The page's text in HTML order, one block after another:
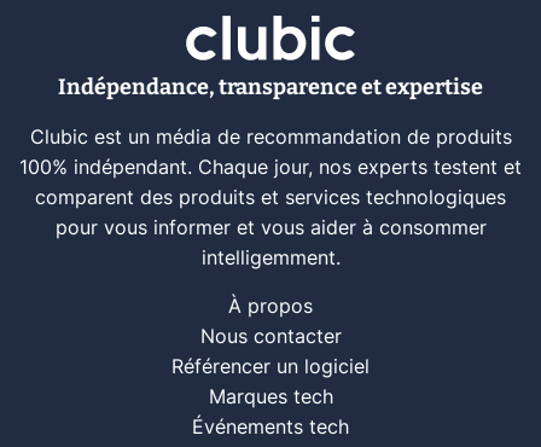
Indépendance, transparence et expertise
Clubic est un média de recommandation de produits
100% indépendant. Chaque jour, nos experts testent et
comparent des produits et services technologiques
pour vous informer et vous aider à consommer
intelligemment.
À propos
Nous contacter
Référencer un logiciel
Marques tech
Événements tech